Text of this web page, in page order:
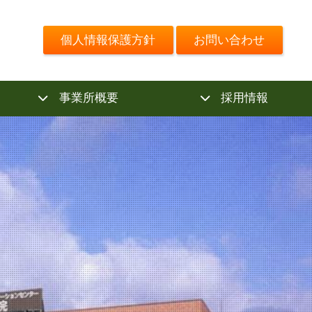
個人情報保護方針 お問い合わせ
事業所概要 採用情報